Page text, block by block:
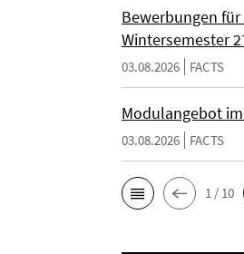
Bewerbungen für
Wintersemester
03.08.2026 FACTS
Modulangebot
03.08.2026 FACTS
1 / 10